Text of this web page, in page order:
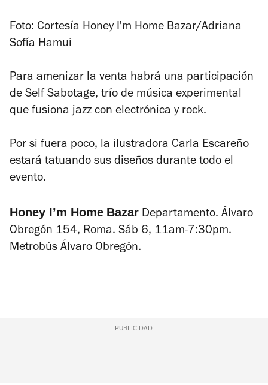
Foto: Cortesía Honey I'm Home Bazar/Adriana
Sofía Hamui
Para amenizar la venta habrá una participación
de Self Sabotage, trío de música experimental
que fusiona jazz con electrónica y rock.
Por si fuera poco, la ilustradora Carla Escareño
estará tatuando sus diseños durante todo el
evento.
Honey I’m Home Bazar Departamento. Álvaro
Obregón 154, Roma. Sáb 6, 11am-7:30pm.
Metrobús Álvaro Obregón.
PUBLICIDAD